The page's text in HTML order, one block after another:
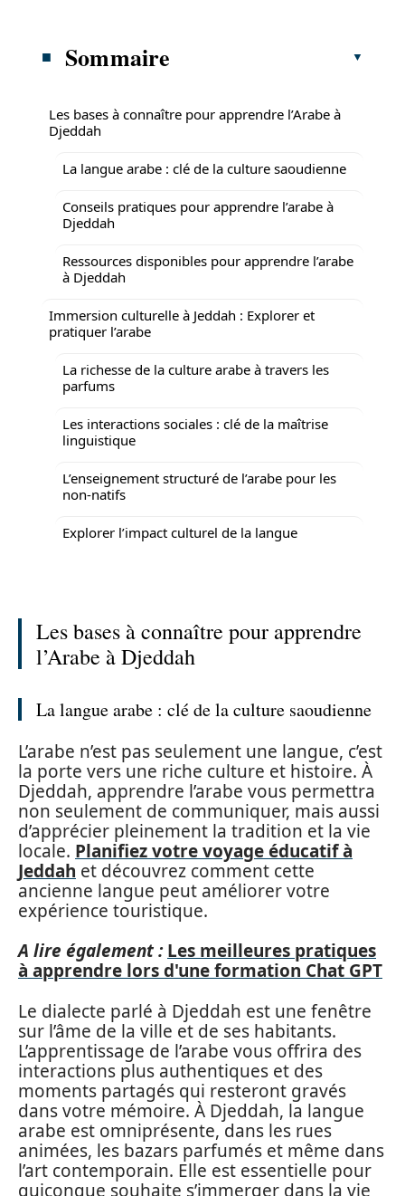
Sommaire
Les bases à connaître pour apprendre l’Arabe à
Djeddah
La langue arabe : clé de la culture saoudienne
Conseils pratiques pour apprendre l’arabe à
Djeddah
Ressources disponibles pour apprendre l’arabe
à Djeddah
Immersion culturelle à Jeddah : Explorer et
pratiquer l’arabe
La richesse de la culture arabe à travers les
parfums
Les interactions sociales : clé de la maîtrise
linguistique
L’enseignement structuré de l’arabe pour les
non-natifs
Explorer l’impact culturel de la langue
Les bases à connaître pour apprendre
l’Arabe à Djeddah
La langue arabe : clé de la culture saoudienne
L’arabe n’est pas seulement une langue, c’est
la porte vers une riche culture et histoire. À
Djeddah, apprendre l’arabe vous permettra
non seulement de communiquer, mais aussi
d’apprécier pleinement la tradition et la vie
locale. Planifiez votre voyage éducatif à
Jeddah et découvrez comment cette
ancienne langue peut améliorer votre
expérience touristique.
A lire également : Les meilleures pratiques
à apprendre lors d'une formation Chat GPT
Le dialecte parlé à Djeddah est une fenêtre
sur l’âme de la ville et de ses habitants.
L’apprentissage de l’arabe vous offrira des
interactions plus authentiques et des
moments partagés qui resteront gravés
dans votre mémoire. À Djeddah, la langue
arabe est omniprésente, dans les rues
animées, les bazars parfumés et même dans
l’art contemporain. Elle est essentielle pour
quiconque souhaite s’immerger dans la vie